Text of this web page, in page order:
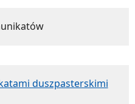
duszpasterskimi